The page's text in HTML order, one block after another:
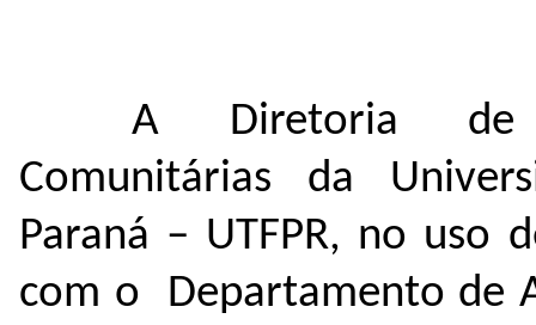
A Diretoria de
Comunitárias da
Paraná – UTFPR, no uso
com o Departamento de